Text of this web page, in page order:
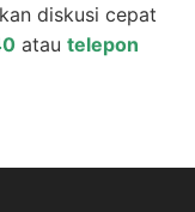
diskusi cepat
atau telepon